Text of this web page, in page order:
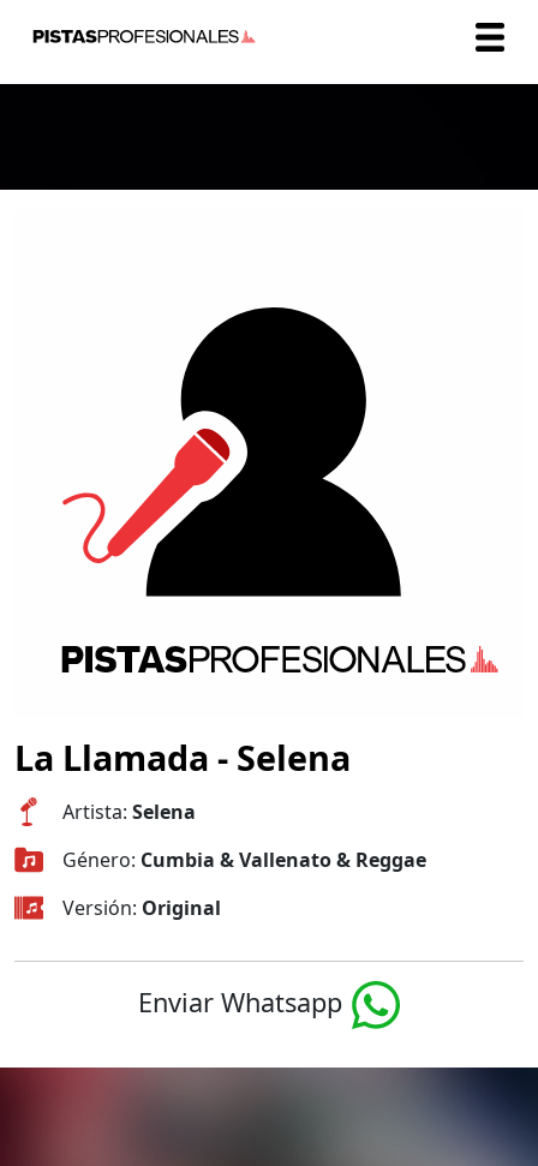
La Llamada - Selena
Artista: Selena
Género: Cumbia & Vallenato & Reggae
Versión: Original
Enviar Whatsapp